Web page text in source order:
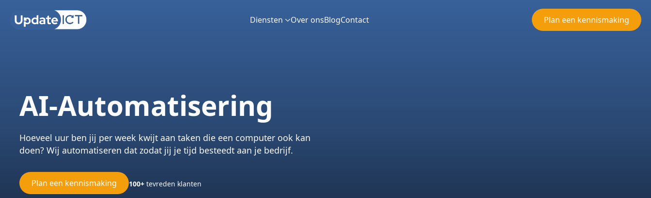
Diensten Over onsBlogContact Plan een kennismaking
AI-Automatisering
Hoeveel uur ben jij per week kwijt aan taken die een computer ook kan
doen? Wij automatiseren dat zodat jij je tijd besteedt aan je bedrijf.
Plan een kennismaking 100+ tevreden klanten